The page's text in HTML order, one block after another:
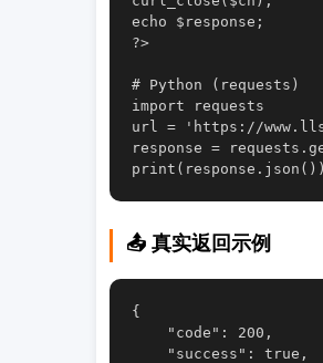
echo $response;
?>
# Python (requests)
import requests
url = 'https://
response =
📤 真实返回示例
{
    "code": 200,
    "success": true,